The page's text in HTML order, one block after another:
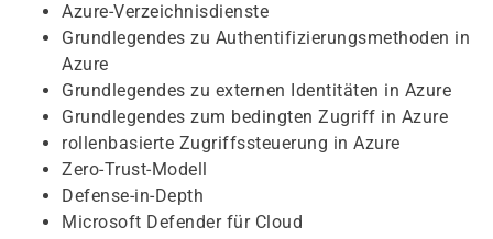
Azure-Verzeichnisdienste
Grundlegendes zu Authentifizierungsmethoden in
Azure
Grundlegendes zu externen Identitäten in Azure
Grundlegendes zum bedingten Zugriff in Azure
rollenbasierte Zugriffssteuerung in Azure
Zero-Trust-Modell
Defense-in-Depth
Microsoft Defender für Cloud